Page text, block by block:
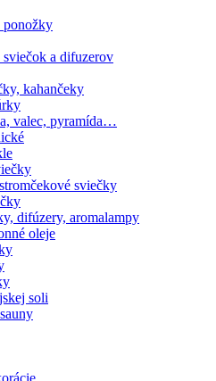
ponožky
a difuzerov
kahančeky
valec, pyramída…
sviečky
difúzery, aromalampy
oleje
soli